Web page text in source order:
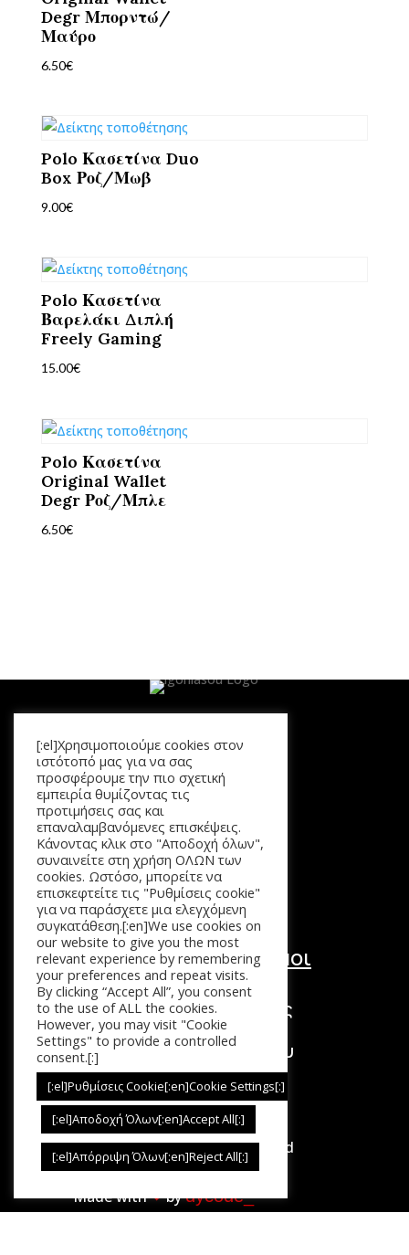
Degr Μπορντώ/
Μαύρο
6.50€
Polo Κασετίνα Duo
Box Ροζ/Μωβ
9.00€
Polo Κασετίνα
Βαρελάκι Διπλή
Freely Gaming
15.00€
Polo Κασετίνα
Original Wallet
Degr Ροζ/Μπλε
6.50€
Μενού
Αρχική
Προϊόντα
Καλάθι
Επικοινωνία
Χρήσιμοι Σύνδεσμοι
Τόποι Πληρωμής
Τρόποι Επιστροφής
Τρόποι Αποστολής
Πολιτική Απορρήτου
Όροι Χρήσης
Copyright © 2026. All Rights Reserved
Made with❤︎bydycode_
[:el]Χρησιμοποιούμε cookies στον
ιστότοπό μας για να σας
προσφέρουμε την πιο σχετική
εμπειρία θυμίζοντας τις
προτιμήσεις σας και
επαναλαμβανόμενες επισκέψεις.
Κάνοντας κλικ στο "Αποδοχή όλων",
συναινείτε στη χρήση ΟΛΩΝ των
cookies. Ωστόσο, μπορείτε να
επισκεφτείτε τις "Ρυθμίσεις cookie"
για να παράσχετε μια ελεγχόμενη
συγκατάθεση.[:en]We use cookies on
our website to give you the most
relevant experience by remembering
your preferences and repeat visits.
By clicking “Accept All”, you consent
to the use of ALL the cookies.
However, you may visit "Cookie
Settings" to provide a controlled
consent.[:]
[:el]Ρυθμίσεις Cookie[:en]Cookie Settings[:]
[:el]Αποδοχή Όλων[:en]Accept All[:]
[:el]Απόρριψη Όλων[:en]Reject All[:]